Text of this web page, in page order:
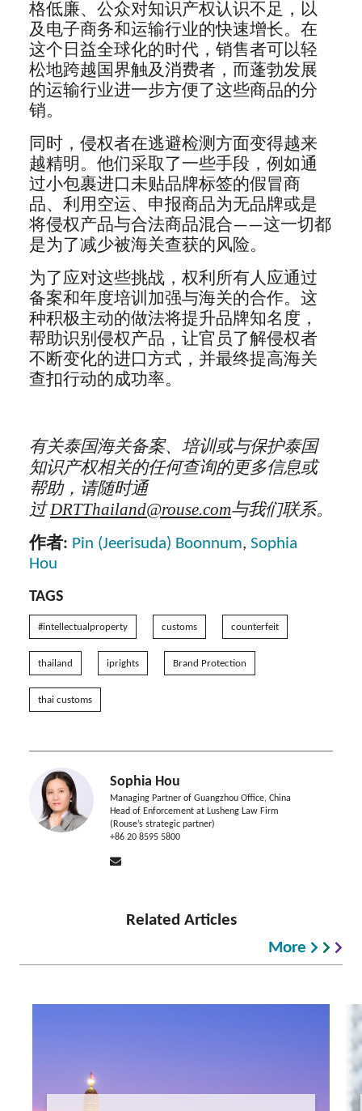
格低廉、公众对知识产权认识不足，以
及电子商务和运输行业的快速增长。在
这个日益全球化的时代，销售者可以轻
松地跨越国界触及消费者，而蓬勃发展
的运输行业进一步方便了这些商品的分
销。
同时，侵权者在逃避检测方面变得越来
越精明。他们采取了一些手段，例如通
过小包裹进口未贴品牌标签的假冒商
品、利用空运、申报商品为无品牌或是
将侵权产品与合法商品混合——这一切都
是为了减少被海关查获的风险。
为了应对这些挑战，权利所有人应通过
备案和年度培训加强与海关的合作。这
种积极主动的做法将提升品牌知名度，
帮助识别侵权产品，让官员了解侵权者
不断变化的进口方式，并最终提高海关
查扣行动的成功率。
有关泰国海关备案、培训或与保护泰国
知识产权相关的任何查询的更多信息或
帮助，请随时通
过DRTThailand@rouse.com与我们联系。
作者: Pin (Jeerisuda) Boonnum, Sophia
Hou
TAGS
#intellectualproperty customs counterfeit
thailand iprights Brand Protection
thai customs
Sophia Hou
Managing Partner of Guangzhou Office, China
Head of Enforcement at Lusheng Law Firm
(Rouse’s strategic partner)
+86 20 8595 5800
Related Articles
More